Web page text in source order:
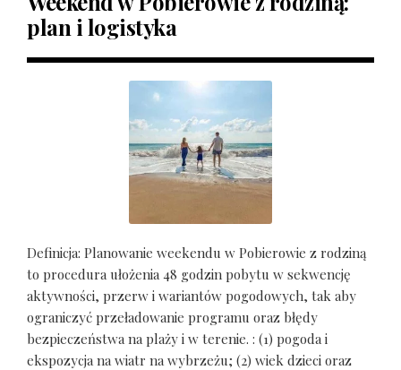
plan i logistyka
Definicja: Planowanie weekendu w Pobierowie z rodziną
to procedura ułożenia 48 godzin pobytu w sekwencję
aktywności, przerw i wariantów pogodowych, tak aby
ograniczyć przeładowanie programu oraz błędy
bezpieczeństwa na plaży i w terenie. : (1) pogoda i
ekspozycja na wiatr na wybrzeżu; (2) wiek dzieci oraz